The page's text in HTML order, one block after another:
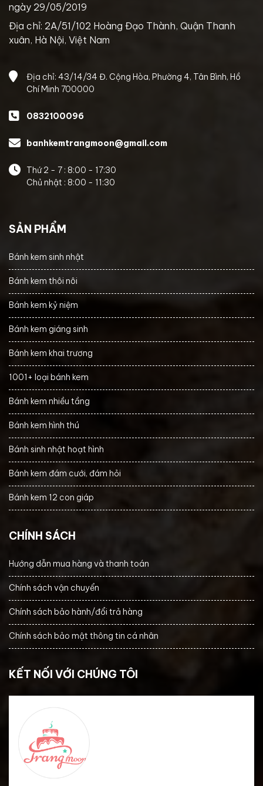
ngày 29/05/2019
Địa chỉ: 2A/51/102 Hoàng Đạo Thành, Quận Thanh
xuân, Hà Nội, Việt Nam
Địa chỉ: 43/14/34 Đ. Cộng Hòa, Phường 4, Tân Bình, Hồ
Chí Minh 700000
0832100096
banhkemtrangmoon@gmail.com
Thứ 2 - 7 : 8:00 - 17:30
Chủ nhật : 8:00 - 11:30
SẢN PHẨM
Bánh kem sinh nhật
Bánh kem thôi nôi
Bánh kem kỷ niệm
Bánh kem giáng sinh
Bánh kem khai trương
1001+ loại bánh kem
Bánh kem nhiều tầng
Bánh kem hình thú
Bánh sinh nhật hoạt hình
Bánh kem đám cưới, đám hỏi
Bánh kem 12 con giáp
CHÍNH SÁCH
Hướng dẫn mua hàng và thanh toán
Chính sách vận chuyển
Chính sách bảo hành/đổi trả hàng
Chính sách bảo mật thông tin cá nhân
KẾT NỐI VỚI CHÚNG TÔI